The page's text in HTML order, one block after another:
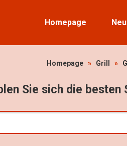
Homepage
Homepage » Grill »
Sie sich die besten